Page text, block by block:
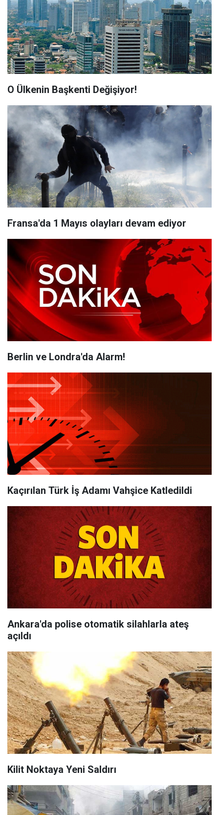
O Ülkenin Başkenti Değişiyor!
Fransa'da 1 Mayıs olayları devam ediyor
Berlin ve Londra'da Alarm!
Kaçırılan Türk İş Adamı Vahşice Katledildi
Ankara'da polise otomatik silahlarla ateş
açıldı
Kilit Noktaya Yeni Saldırı